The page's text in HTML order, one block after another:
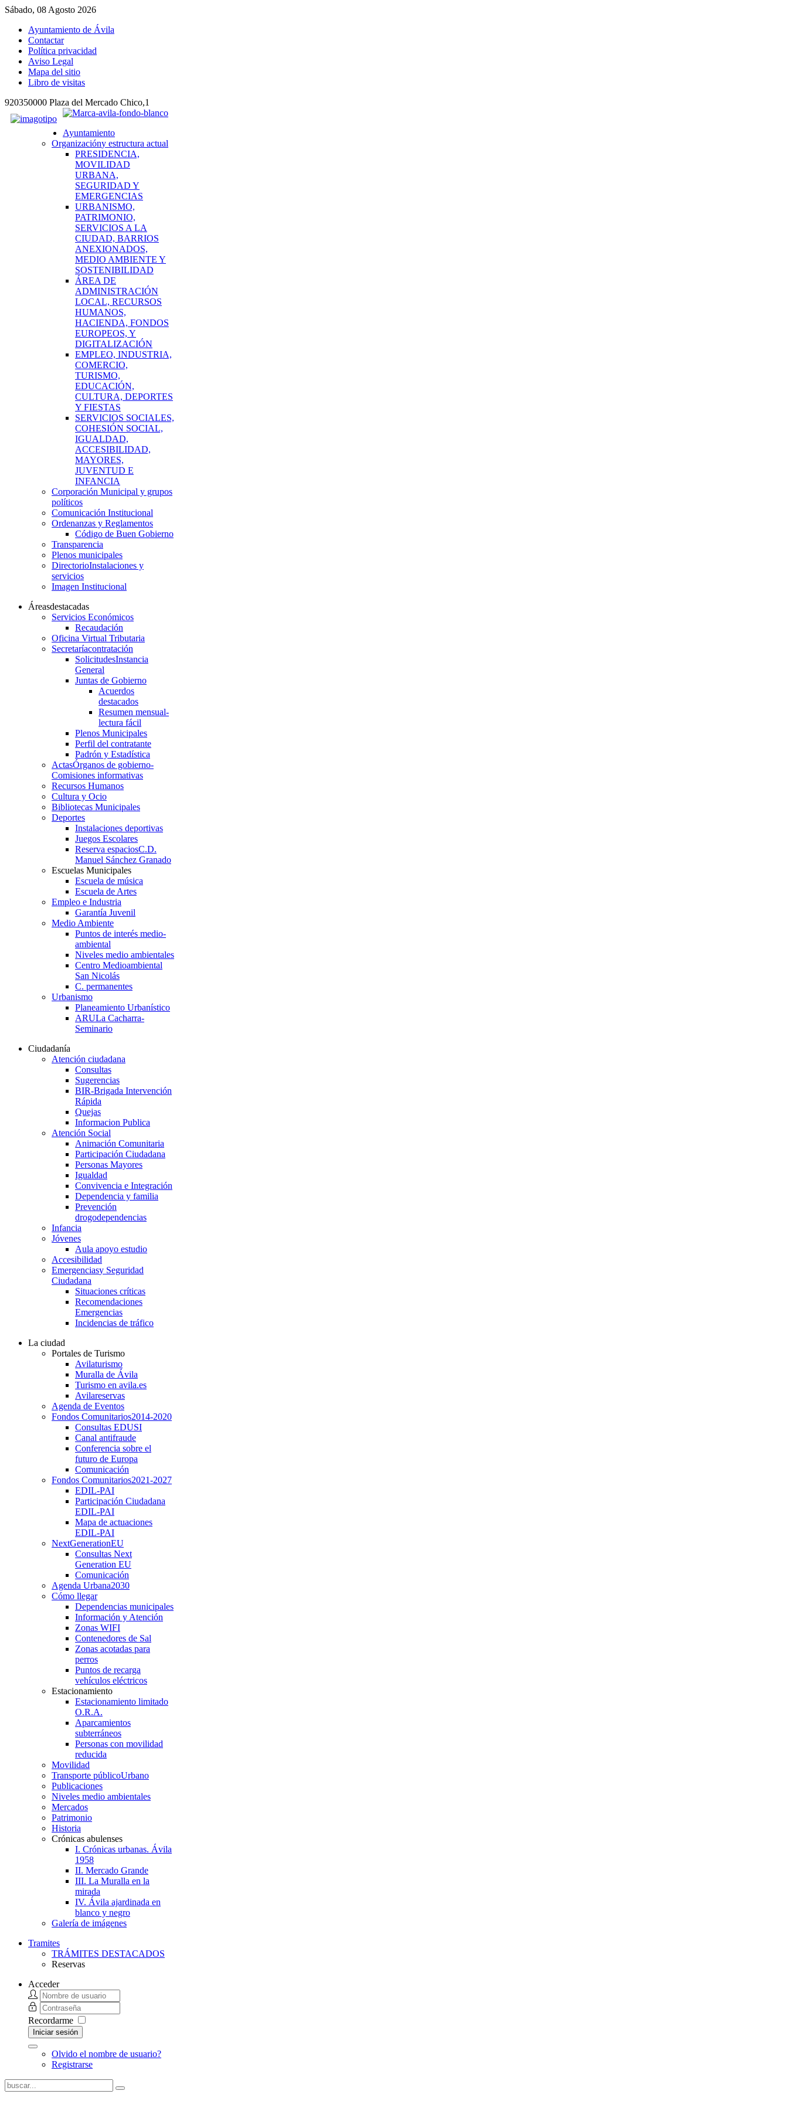
Sábado, 08 Agosto 2026
Ayuntamiento de Ávila
Contactar
Política privacidad
Aviso Legal
Mapa del sitio
Libro de visitas
920350000 Plaza del Mercado Chico,1
Ayuntamiento
Organizacióny estructura actual
PRESIDENCIA,
MOVILIDAD
URBANA,
SEGURIDAD Y
EMERGENCIAS
URBANISMO,
PATRIMONIO,
SERVICIOS A LA
CIUDAD, BARRIOS
ANEXIONADOS,
MEDIO AMBIENTE Y
SOSTENIBILIDAD
ÁREA DE
ADMINISTRACIÓN
LOCAL, RECURSOS
HUMANOS,
HACIENDA, FONDOS
EUROPEOS, Y
DIGITALIZACIÓN
EMPLEO, INDUSTRIA,
COMERCIO,
TURISMO,
EDUCACIÓN,
CULTURA, DEPORTES
Y FIESTAS
SERVICIOS SOCIALES,
COHESIÓN SOCIAL,
IGUALDAD,
ACCESIBILIDAD,
MAYORES,
JUVENTUD E
INFANCIA
Corporación Municipal y grupos
políticos
Comunicación Institucional
Ordenanzas y Reglamentos
Código de Buen Gobierno
Transparencia
Plenos municipales
DirectorioInstalaciones y
servicios
Imagen Institucional
Áreasdestacadas
Servicios Económicos
Recaudación
Oficina Virtual Tributaria
Secretaríacontratación
SolicitudesInstancia
General
Juntas de Gobierno
Acuerdos
destacados
Resumen mensual-
lectura fácil
Plenos Municipales
Perfil del contratante
Padrón y Estadística
ActasÓrganos de gobierno-
Comisiones informativas
Recursos Humanos
Cultura y Ocio
Bibliotecas Municipales
Deportes
Instalaciones deportivas
Juegos Escolares
Reserva espaciosC.D.
Manuel Sánchez Granado
Escuelas Municipales
Escuela de música
Escuela de Artes
Empleo e Industria
Garantía Juvenil
Medio Ambiente
Puntos de interés medio-
ambiental
Niveles medio ambientales
Centro Medioambiental
San Nicolás
C. permanentes
Urbanismo
Planeamiento Urbanístico
ARULa Cacharra-
Seminario
Ciudadanía
Atención ciudadana
Consultas
Sugerencias
BIR-Brigada Intervención
Rápida
Quejas
Informacion Publica
Atención Social
Animación Comunitaria
Participación Ciudadana
Personas Mayores
Igualdad
Convivencia e Integración
Dependencia y familia
Prevención
drogodependencias
Infancia
Jóvenes
Aula apoyo estudio
Accesibilidad
Emergenciasy Seguridad
Ciudadana
Situaciones críticas
Recomendaciones
Emergencias
Incidencias de tráfico
La ciudad
Portales de Turismo
Avilaturismo
Muralla de Ávila
Turismo en avila.es
Avilareservas
Agenda de Eventos
Fondos Comunitarios2014-2020
Consultas EDUSI
Canal antifraude
Conferencia sobre el
futuro de Europa
Comunicación
Fondos Comunitarios2021-2027
EDIL-PAI
Participación Ciudadana
EDIL-PAI
Mapa de actuaciones
EDIL-PAI
NextGenerationEU
Consultas Next
Generation EU
Comunicación
Agenda Urbana2030
Cómo llegar
Dependencias municipales
Información y Atención
Zonas WIFI
Contenedores de Sal
Zonas acotadas para
perros
Puntos de recarga
vehículos eléctricos
Estacionamiento
Estacionamiento limitado
O.R.A.
Aparcamientos
subterráneos
Personas con movilidad
reducida
Movilidad
Transporte públicoUrbano
Publicaciones
Niveles medio ambientales
Mercados
Patrimonio
Historia
Crónicas abulenses
I. Crónicas urbanas. Ávila
1958
II. Mercado Grande
III. La Muralla en la
mirada
IV. Ávila ajardinada en
blanco y negro
Galería de imágenes
Tramites
TRÁMITES DESTACADOS
Reservas
Acceder
Recordarme
Iniciar sesión
Olvido el nombre de usuario?
Registrarse